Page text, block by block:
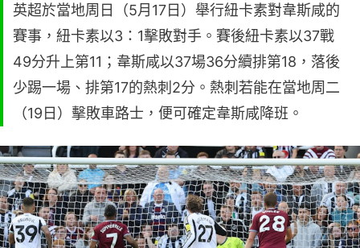
英超於當地周日（5月17日）舉行紐卡素對韋斯咸的
賽事，紐卡素以3：1擊敗對手。賽後紐卡素以37戰
49分升上第11；韋斯咸以37場36分續排第18，落後
少踢一場、排第17的熱刺2分。熱刺若能在當地周二
（19日）擊敗車路士，便可確定韋斯咸降班。